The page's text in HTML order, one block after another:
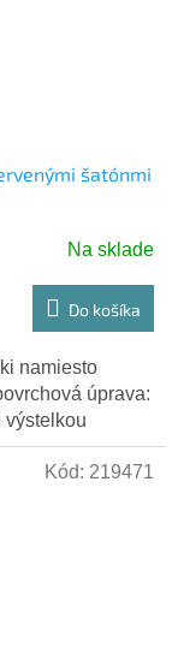
šatónmi
Na sklade
Do košíka
namiesto
úprava:
výstelkou
Kód: 219471